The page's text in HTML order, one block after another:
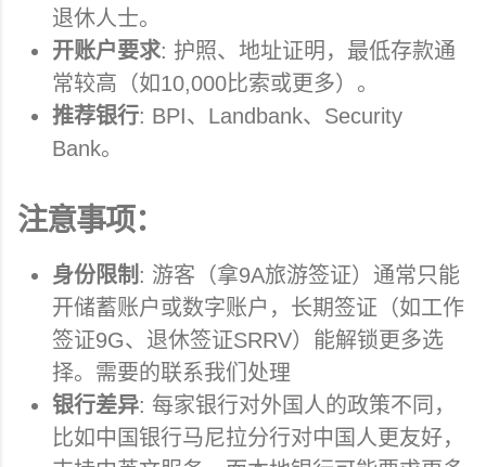
退休人士。
开账户要求: 护照、地址证明，最低存款通
常较高（如10,000比索或更多）。
推荐银行: BPI、Landbank、Security
Bank。
注意事项：
身份限制 : 游客（拿9A旅游签证）通常只能
开储蓄账户或数字账户，长期签证（如工作
签证9G、退休签证SRRV）能解锁更多选
择。需要的联系我们处理
银行差异: 每家银行对外国人的政策不同，
比如中国银行马尼拉分行对中国人更友好，